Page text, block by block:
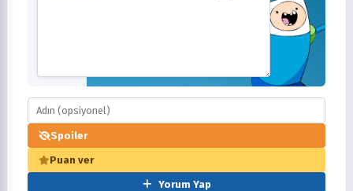
Spoiler
Puan ver
Yorum Yap